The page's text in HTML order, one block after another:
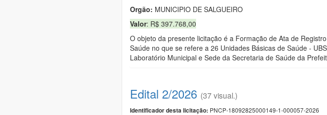
Orgão: MUNICIPIO DE SALGUEIRO
Valor: R$ 397.768,00
O objeto da presente licitação é a Formação de Ata de
Saúde no que se refere a 26 Unidades Básicas de Saúde -
Laboratório Municipal e Sede da Secretaria de Saúde da
Edital 2/2026 (37 visual.)
Identificador desta licitação: PNCP-18092825000149-1-000057-2026